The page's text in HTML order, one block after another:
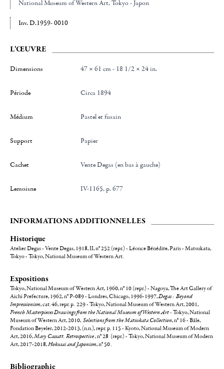
National Museum of Western Art, Tokyo - Japon
Inv. D.1959- 0010
L'ŒUVRE
Dimensions 47 × 61 cm - 18 1/2 × 24 in.
Période Circa 1894
Médium Pastel et fusain
Support Papier
Cachet Vente Degas (en bas à gauche)
Lemoisne IV-1165, p. 677
INFORMATIONS ADDITIONNELLES
Historique
Atelier Degas - Vente Degas, 1918, II, n° 252 (repr.) - Léonce Bénédite, Paris - Matsukata,
Tokyo - Tokyo, National Museum of Western Art.
Expositions
Tokyo, National Museum of Western Art, 1960, n° 10 (repr.) - Nagoya, The Art Gallery of
Aichi Prefecture, 1962, n° P-089 - Londres, Chicago, 1996-1997,Degas : Beyond
Impressionism, cat. 46, repr. p. 229 - Tokyo, National Museum of Western Art, 2001,
French Masterpieces Drawings from the National Museum of Western Art -Tokyo, National
Museum of Western Art, 2010, Selections from the Matsukata Collection, n° 16 - Bâle,
Fondation Beyeler, 2012-2013, (n.n.), repr. p. 115 - Kyoto, National Museum of Modern
Art, 2016,Mary Cassatt. Retrospective, n° 28 (repr.) - Tokyo, National Museum of Modern
Art, 2017-2018,Hokusai and Japonism, n° 50 .
Bibliographie